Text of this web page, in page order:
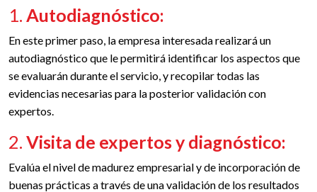
1. Autodiagnóstico:
En este primer paso, la empresa interesada realizará un
autodiagnóstico que le permitirá identificar los aspectos que
se evaluarán durante el servicio, y recopilar todas las
evidencias necesarias para la posterior validación con
expertos.
2. Visita de expertos y diagnóstico:
Evalúa el nivel de madurez empresarial y de incorporación de
buenas prácticas a través de una validación de los resultados